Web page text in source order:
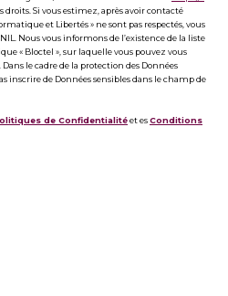
Si vous estimez, après avoir contacté
et Libertés » ne sont pas respectés, vous
Nous vous informons de l’existence de la liste
« Bloctel », sur laquelle vous pouvez vous
. Dans le cadre de la protection des Données
inscrire de Données sensibles dans le champ de
de Confidentialitéet esConditions